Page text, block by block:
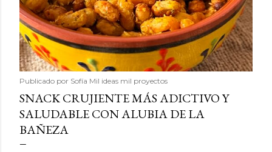
Publicado por Sofía Mil ideas mil proyectos
SNACK CRUJIENTE MÁS ADICTIVO Y
SALUDABLE CON ALUBIA DE LA
BAÑEZA